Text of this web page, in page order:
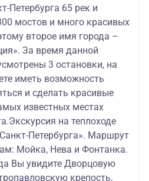
Петербурга 65 рек и
мостов и много красивых
второе имя города –
За время данной
3 остановки, на
иметь возможность
и сделать красивые
известных местах
на теплоходе
Петербурга». Маршрут
Мойка, Нева и Фонтанка.
Вы увидите Дворцовую
крепость,